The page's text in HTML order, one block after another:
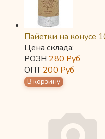
Пайетки на конусе
Цена склада:
РОЗН 280 Руб
ОПТ200 Руб